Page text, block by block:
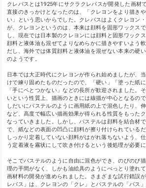
クレパスとは1925年にサクラクレパスが開発した画材
直接のきっかけとなったのは、「クレヨンをより描き
い」という思いからでした。クレパスはよくクレヨン
が、クレヨンというのは、本来は顔料を固形ワックス
し、現在では日本製のクレヨンには顔料と固形ワック
顔料と液体油も混ぜてよりなめらかに描きやすいよう
だし、海外では体質顔料と液体油を混ぜない本来の硬
のようです。
日本では大正時代にクレヨンが作られ始めましたが、
けで練り固めたものだったので、「硬い」「塗った紙
「手にベとつかない」などの長所が歓迎されました。
いという性質上、描画のときには線描が中心となるの
しだいにパステルのように画用紙の上で混色したり、
など、高度で幅広い描画効果が得られる性質をもった
なっていきました。しかし、パステルは顔料を結合材
で、紙などの表面の凹凸に顔料が擦り付けられている
しっかり定着していない顔料がはがれ落ちないよう、
う定着液を霧状にして吹き付けるという後処理が必要に
そこでパステルのように自由に混色ができ、のびのび
理の手間がなく、しかも油絵具のようにべっとり塗れ
画材料の開発が進められました。さまざまな試行錯誤
レパス」は、クレヨンの「クレ」とパステルの「パス